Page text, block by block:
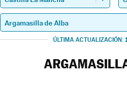
ÚLTIMA ACTUALIZACIÓN: